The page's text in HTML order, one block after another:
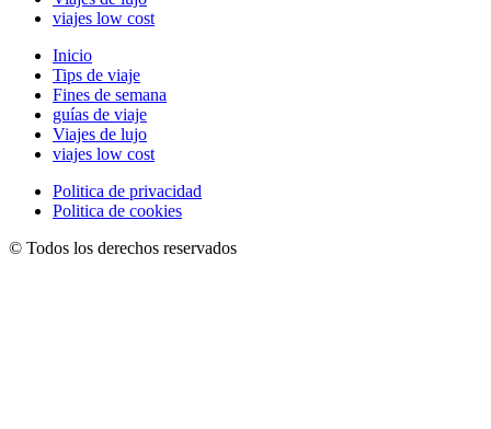
viajes low cost
Inicio
Tips de viaje
Fines de semana
guías de viaje
Viajes de lujo
viajes low cost
Politica de privacidad
Politica de cookies
© Todos los derechos reservados